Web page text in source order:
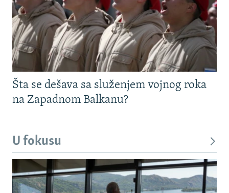
Šta se dešava sa služenjem vojnog roka
na Zapadnom Balkanu?
U fokusu